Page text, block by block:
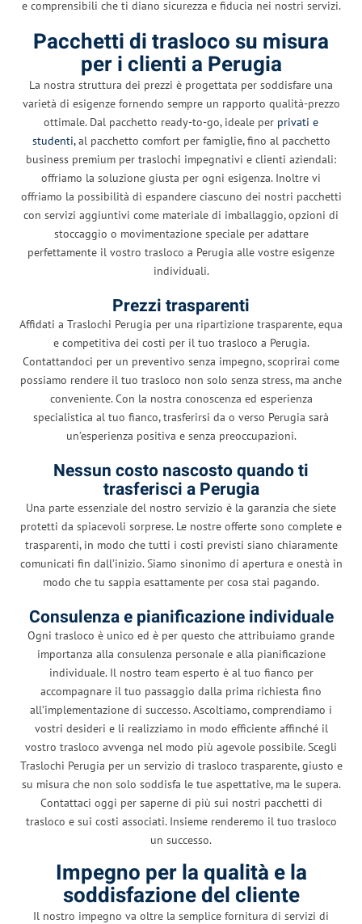
e comprensibili che ti diano sicurezza e fiducia nei nostri servizi.
Pacchetti di trasloco su misura
per i clienti a Perugia
La nostra struttura dei prezzi è progettata per soddisfare una
varietà di esigenze fornendo sempre un rapporto qualità-prezzo
ottimale. Dal pacchetto ready-to-go, ideale per privati e
studenti,al pacchetto comfort per famiglie, fino al pacchetto
business premium per traslochi impegnativi e clienti aziendali:
offriamo la soluzione giusta per ogni esigenza. Inoltre vi
offriamo la possibilità di espandere ciascuno dei nostri pacchetti
con servizi aggiuntivi come materiale di imballaggio, opzioni di
stoccaggio o movimentazione speciale per adattare
perfettamente il vostro trasloco a Perugia alle vostre esigenze
individuali.
Prezzi trasparenti
Affidati a Traslochi Perugia per una ripartizione trasparente, equa
e competitiva dei costi per il tuo trasloco a Perugia.
Contattandoci per un preventivo senza impegno, scoprirai come
possiamo rendere il tuo trasloco non solo senza stress, ma anche
conveniente. Con la nostra conoscenza ed esperienza
specialistica al tuo fianco, trasferirsi da o verso Perugia sarà
un’esperienza positiva e senza preoccupazioni.
Nessun costo nascosto quando ti
trasferisci a Perugia
Una parte essenziale del nostro servizio è la garanzia che siete
protetti da spiacevoli sorprese. Le nostre offerte sono complete e
trasparenti, in modo che tutti i costi previsti siano chiaramente
comunicati fin dall’inizio. Siamo sinonimo di apertura e onestà in
modo che tu sappia esattamente per cosa stai pagando.
Consulenza e pianificazione individuale
Ogni trasloco è unico ed è per questo che attribuiamo grande
importanza alla consulenza personale e alla pianificazione
individuale. Il nostro team esperto è al tuo fianco per
accompagnare il tuo passaggio dalla prima richiesta fino
all’implementazione di successo. Ascoltiamo, comprendiamo i
vostri desideri e li realizziamo in modo efficiente affinché il
vostro trasloco avvenga nel modo più agevole possibile. Scegli
Traslochi Perugia per un servizio di trasloco trasparente, giusto e
su misura che non solo soddisfa le tue aspettative, ma le supera.
Contattaci oggi per saperne di più sui nostri pacchetti di
trasloco e sui costi associati. Insieme renderemo il tuo trasloco
un successo.
Impegno per la qualità e la
soddisfazione del cliente
Il nostro impegno va oltre la semplice fornitura di servizi di